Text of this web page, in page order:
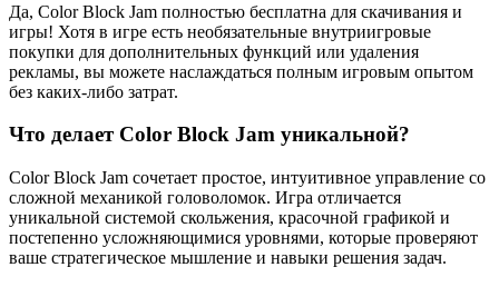
Да, Color Block Jam полностью бесплатна для скачивания и
игры! Хотя в игре есть необязательные внутриигровые
покупки для дополнительных функций или удаления
рекламы, вы можете наслаждаться полным игровым опытом
без каких-либо затрат.
Что делает Color Block Jam уникальной?
Color Block Jam сочетает простое, интуитивное управление со
сложной механикой головоломок. Игра отличается
уникальной системой скольжения, красочной графикой и
постепенно усложняющимися уровнями, которые проверяют
ваше стратегическое мышление и навыки решения задач.